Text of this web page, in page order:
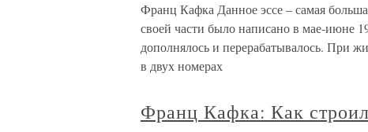
Франц Кафка Данное эссе – самая
своей части было написано в мае-июне
дополнялось и перерабатывалось. При
в двух номерах
Франц Кафка: Как